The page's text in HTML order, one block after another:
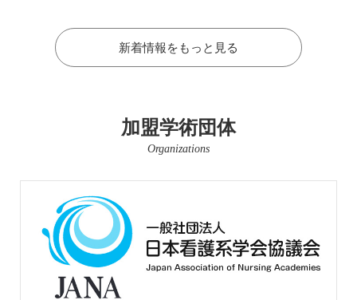
新着情報をもっと見る
加盟学術団体
Organizations